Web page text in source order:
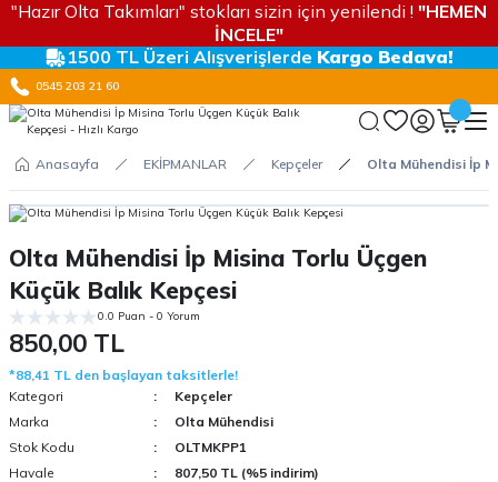
"Hazır Olta Takımları" stokları sizin için yenilendi ! "HEMEN
İNCELE"
1500 TL Üzeri Alışverişlerde Kargo Bedava!
0545 203 21 60
Anasayfa EKİPMANLAR Kepçeler Olta Mühendisi İp
Olta Mühendisi İp Misina Torlu Üçgen
Küçük Balık Kepçesi
0.0 Puan - 0 Yorum
850,00 TL
*88,41 TL den başlayan taksitlerle!
Kategori
Kepçeler
Marka
Olta Mühendisi
Stok Kodu
OLTMKPP1
Havale
807,50 TL (%5 indirim)